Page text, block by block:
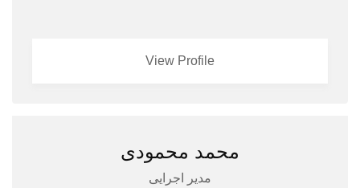
View Profile
محمد محمودی
مدیر اجرایی